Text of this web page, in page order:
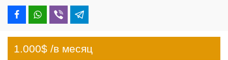
1.000$ /в месяц